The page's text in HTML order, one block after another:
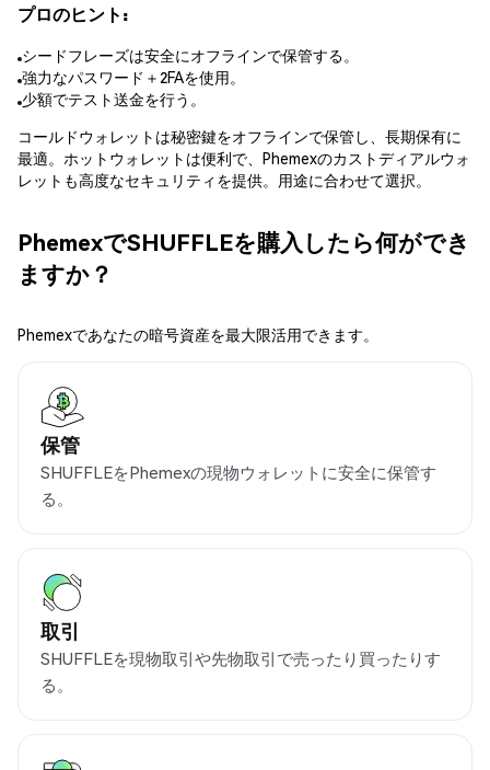
プロのヒント:
シードフレーズは安全にオフラインで保管する。
強力なパスワード＋2FAを使用。
少額でテスト送金を行う。
コールドウォレットは秘密鍵をオフラインで保管し、長期保有に
最適。ホットウォレットは便利で、Phemexのカストディアルウォ
レットも高度なセキュリティを提供。用途に合わせて選択。
PhemexでSHUFFLEを購入したら何ができ
ますか？
Phemexであなたの暗号資産を最大限活用できます。
保管
SHUFFLEをPhemexの現物ウォレットに安全に保管す
る。
取引
SHUFFLEを現物取引や先物取引で売ったり買ったりす
る。